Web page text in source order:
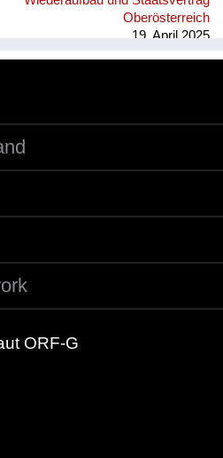
von den Einquartierten und den
In den 1950er
acht, da hat ein Mann i...
Oberösterreich
19. April 2025
ORF-G